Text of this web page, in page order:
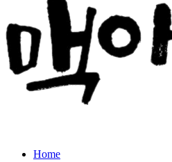
Home